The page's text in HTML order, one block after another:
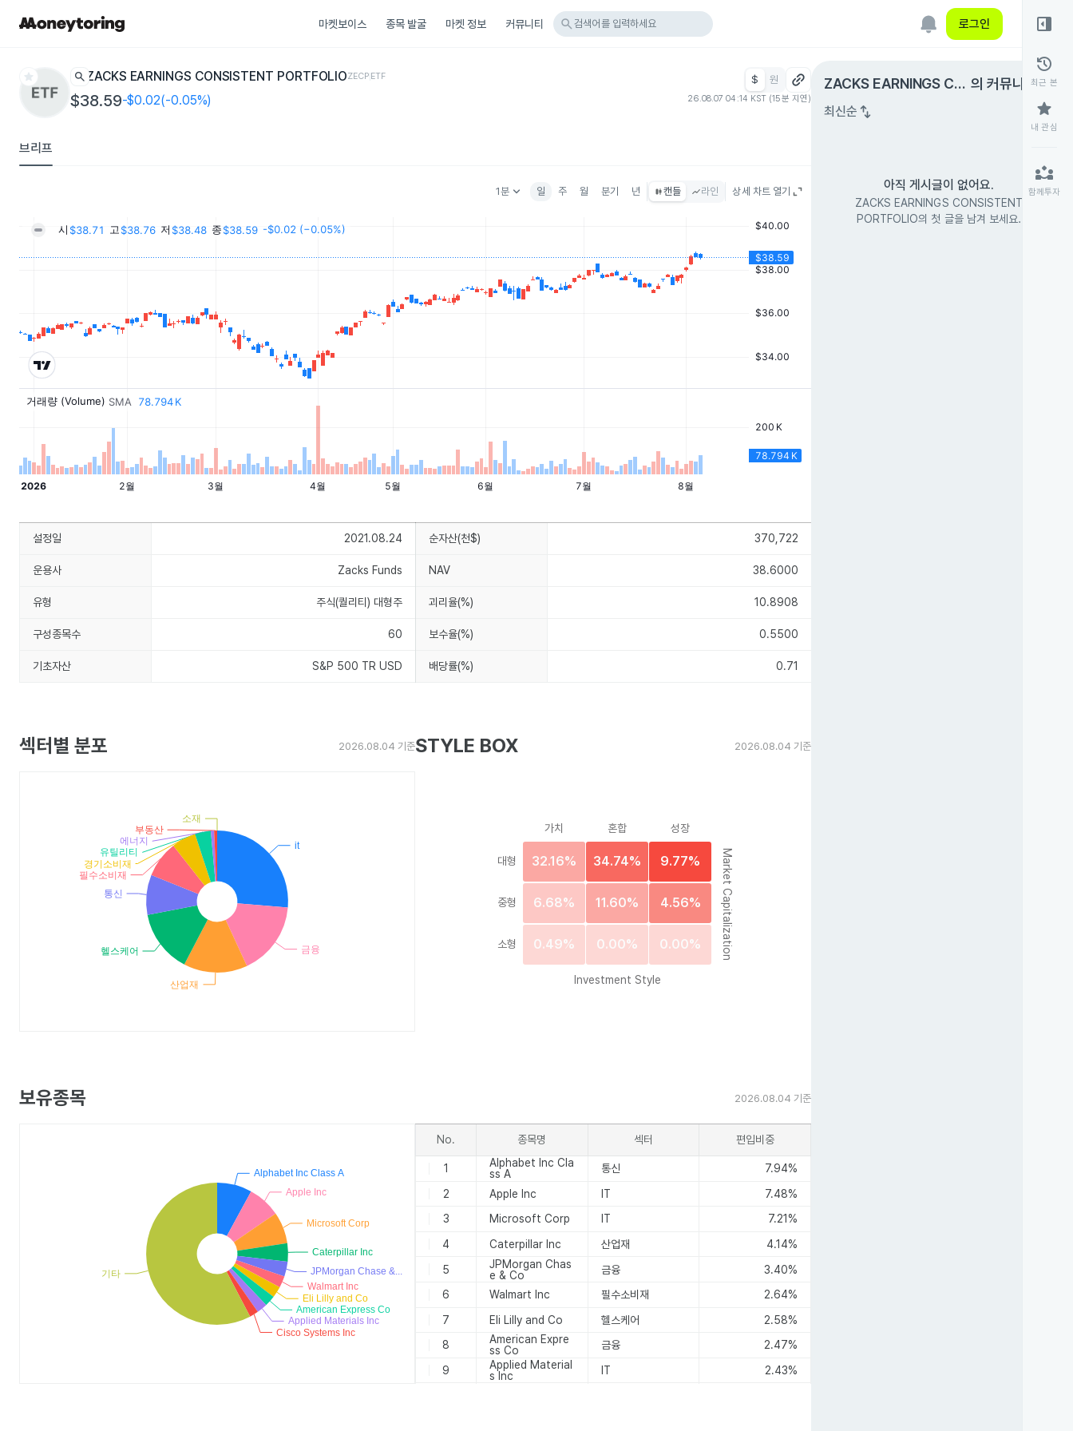
마켓보이스 종목 발굴 마켓 정보 커뮤니티 search 검색어를 입력하세요 로그인
star search ZACKS EARNINGS CONSISTENT PORTFOLIOZECPETF
$38.59-$0.02(-0.05%)
$ 원
26.08.07 04:14 KST (15분 지연)
브리프
1분keyboard_arrow_down 일 주 월 분기 년 캔들 라인 상세 차트 열기
ZACKS EARNINGS CO
NSISTENT PORTFOLI
의 커뮤니티expand_circle_right
최신순 swap_vert
아직 게시글이 없어요.
ZACKS EARNINGS CONSISTENT
PORTFOLIO의 첫 글을 남겨 보세요.
right_panel_open
history
최근 본
star
내 관심
partner_exchange
함께투자